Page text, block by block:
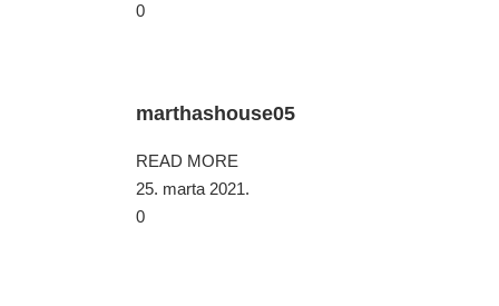
0
marthashouse05
READ MORE
25. marta 2021.
0